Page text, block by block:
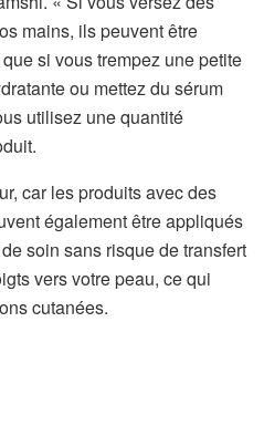
mains, ils peuvent être
si vous trempez une petite
ou mettez du sérum
utilisez une quantité
car les produits avec des
également être appliqués
soin sans risque de transfert
vers votre peau, ce qui
cutanées.